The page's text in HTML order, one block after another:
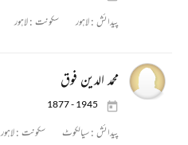
پیدائش :لاہور سکونت :لاہور
محمد الدین فوق
1877 - 1945
پیدائش :سیالکوٹ سکونت :لاہور